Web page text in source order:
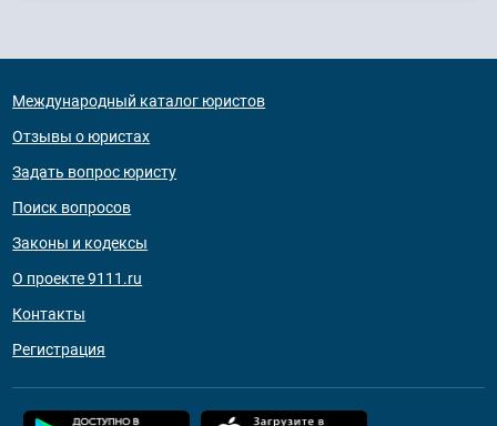
Международный каталог юристов
Отзывы о юристах
Задать вопрос юристу
Поиск вопросов
Законы и кодексы
О проекте 9111.ru
Контакты
Регистрация